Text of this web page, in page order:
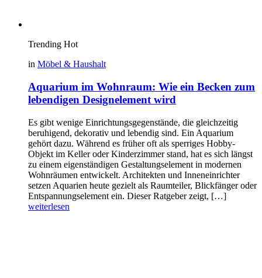
Trending Hot
in Möbel & Haushalt
Aquarium im Wohnraum: Wie ein Becken zum
lebendigen Designelement wird
Es gibt wenige Einrichtungsgegenstände, die gleichzeitig
beruhigend, dekorativ und lebendig sind. Ein Aquarium
gehört dazu. Während es früher oft als sperriges Hobby-
Objekt im Keller oder Kinderzimmer stand, hat es sich längst
zu einem eigenständigen Gestaltungselement in modernen
Wohnräumen entwickelt. Architekten und Inneneinrichter
setzen Aquarien heute gezielt als Raumteiler, Blickfänger oder
Entspannungselement ein. Dieser Ratgeber zeigt, […]
weiterlesen